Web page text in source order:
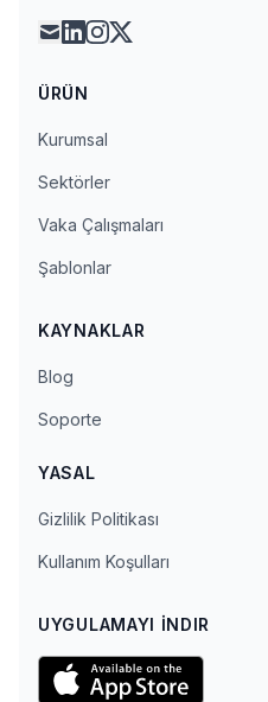
maillinkedin
instagram
x
ÜRÜN
Kurumsal
Sektörler
Vaka Çalışmaları
Şablonlar
KAYNAKLAR
Blog
Soporte
YASAL
Gizlilik Politikası
Kullanım Koşulları
UYGULAMAYI İNDIR